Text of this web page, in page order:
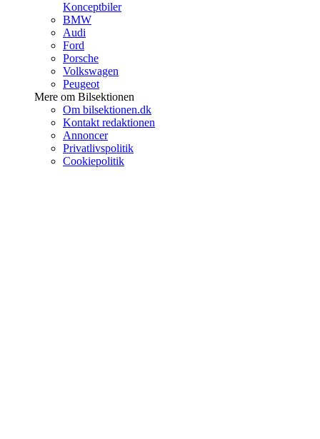
Konceptbiler
BMW
Audi
Ford
Porsche
Volkswagen
Peugeot
Mere om Bilsektionen
Om bilsektionen.dk
Kontakt redaktionen
Annoncer
Privatlivspolitik
Cookiepolitik